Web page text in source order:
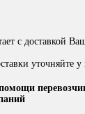
с доставкой
уточняйте